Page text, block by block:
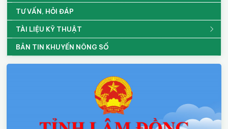
TƯ VẤN, HỎI ĐÁP
TÀI LIỆU KỸ THUẬT
BẢN TIN KHUYẾN NÔNG SỐ